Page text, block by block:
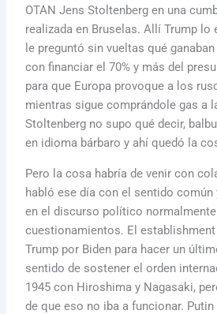
OTAN Jens Stoltenberg en una
realizada en Bruselas. Allí Trump lo
le preguntó sin vueltas qué
con financiar el 70% y más del
para que Europa provoque a los
mientras sigue comprándole gas a
Stoltenberg no supo qué decir,
en idioma bárbaro y ahí quedó la
Pero la cosa habría de venir con
habló ese día con el sentido
en el discurso político
cuestionamientos. El
Trump por Biden para hacer un
sentido de sostener el orden
1945 con Hiroshima y Nagasaki,
de que eso no iba a funcionar.